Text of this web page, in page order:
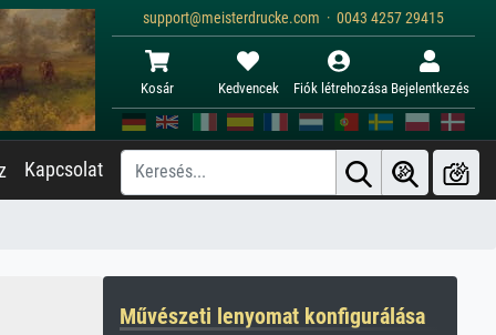
support@meisterdrucke.com · 0043 4257 29415
Kosár Kedvencek Fiók létrehozása Bejelentkezés
Kapcsolat
Művészeti lenyomat konfigurálása